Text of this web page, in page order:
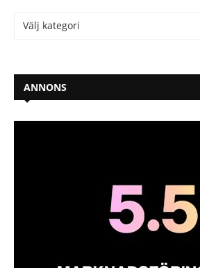
ANNONS